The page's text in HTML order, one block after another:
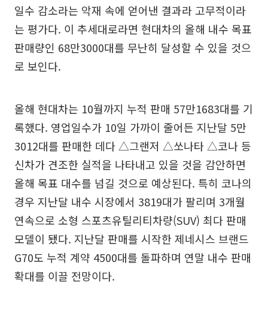
일수 감소라는 악재 속에 얻어낸 결과라 고무적이라
는 평가다. 이 추세대로라면 현대차의 올해 내수 목표
판매량인 68만3000대를 무난히 달성할 수 있을 것으
로 보인다.
올해 현대차는 10월까지 누적 판매 57만1683대를 기
록했다. 영업일수가 10일 가까이 줄어든 지난달 5만
3012대를 판매한 데다 △그랜저 △쏘나타 △코나 등
신차가 견조한 실적을 나타내고 있을 것을 감안하면
올해 목표 대수를 넘길 것으로 예상된다. 특히 코나의
경우 지난달 내수 시장에서 3819대가 팔리며 3개월
연속으로 소형 스포츠유틸리티차량(SUV) 최다 판매
모델이 됐다. 지난달 판매를 시작한 제네시스 브랜드
G70도 누적 계약 4500대를 돌파하며 연말 내수 판매
확대를 이끌 전망이다.